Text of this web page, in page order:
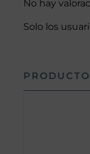
No hay
Solo los